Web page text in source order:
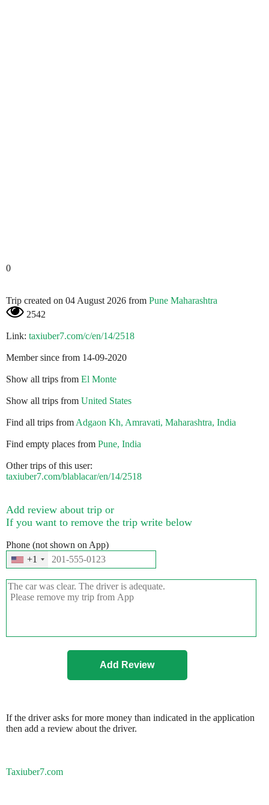
0
Trip created on 04 August 2026 from Pune Maharashtra
2542
Link: taxiuber7.com/c/en/14/2518
Member since from 14-09-2020
Show all trips from El Monte
Show all trips from United States
Find all trips from Adgaon Kh, Amravati, Maharashtra, India
Find empty places from Pune, India
Other trips of this user:
taxiuber7.com/blablacar/en/14/2518
Add review about trip or
If you want to remove the trip write below
Phone (not shown on App)
+1
If the driver asks for more money than indicated in the application
then add a review about the driver.
Taxiuber7.com